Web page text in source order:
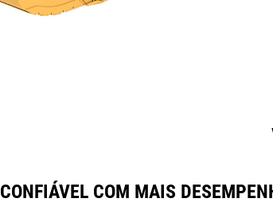
CONFIÁVEL COM MAIS